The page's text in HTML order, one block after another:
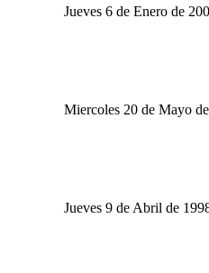
Jueves 6 de Enero de
Miercoles 20 de Mayo
Jueves 9 de Abril de